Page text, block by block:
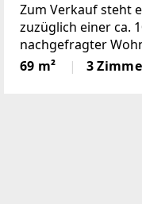
Zum Verkauf steht
zuzüglich einer ca.
nachgefragter
Marktgemeinde
69 m² 3